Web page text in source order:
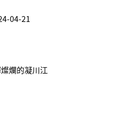
04-21
爛的凝川江